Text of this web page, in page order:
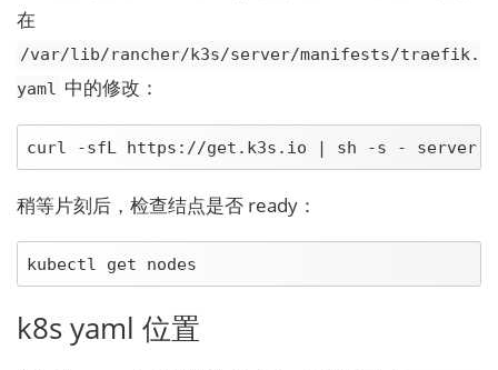
在
/var/lib/rancher/k3s/server/manifests/traefik.
yaml 中的修改：
curl -sfL https://get.k3s.io | sh -s - server
稍等片刻后，检查结点是否 ready：
kubectl get nodes
k8s yaml 位置